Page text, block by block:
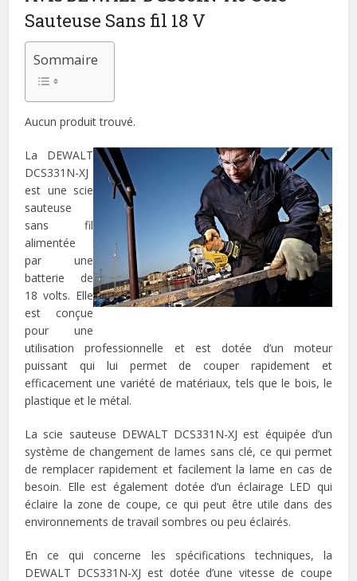
Sauteuse Sans fil 18 V
Sommaire
Aucun produit trouvé.
La DEWALT
DCS331N-XJ
est une scie
sauteuse
sans fil
alimentée
par une
batterie de
18 volts. Elle
est conçue
pour une
utilisation professionnelle et est dotée d’un moteur
puissant qui lui permet de couper rapidement et
efficacement une variété de matériaux, tels que le bois, le
plastique et le métal.
La scie sauteuse DEWALT DCS331N-XJ est équipée d’un
système de changement de lames sans clé, ce qui permet
de remplacer rapidement et facilement la lame en cas de
besoin. Elle est également dotée d’un éclairage LED qui
éclaire la zone de coupe, ce qui peut être utile dans des
environnements de travail sombres ou peu éclairés.
En ce qui concerne les spécifications techniques, la
DEWALT DCS331N-XJ est dotée d’une vitesse de coupe